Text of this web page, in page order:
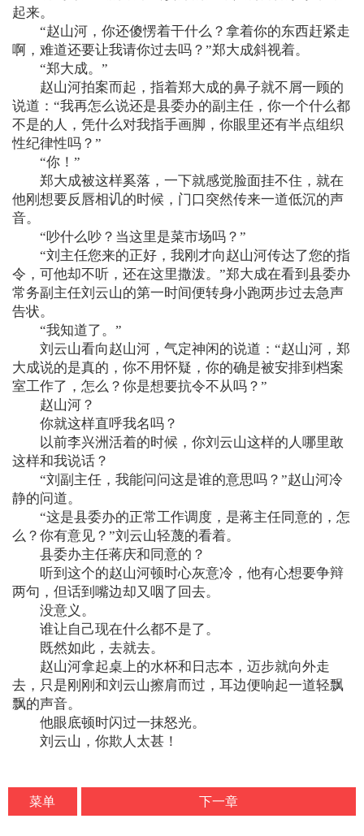
起来。
“赵山河，你还傻愣着干什么？拿着你的东西赶紧走
啊，难道还要让我请你过去吗？”郑大成斜视着。
“郑大成。”
赵山河拍案而起，指着郑大成的鼻子就不屑一顾的
说道：“我再怎么说还是县委办的副主任，你一个什么都
不是的人，凭什么对我指手画脚，你眼里还有半点组织
性纪律性吗？”
“你！”
郑大成被这样奚落，一下就感觉脸面挂不住，就在
他刚想要反唇相讥的时候，门口突然传来一道低沉的声
音。
“吵什么吵？当这里是菜市场吗？”
“刘主任您来的正好，我刚才向赵山河传达了您的指
令，可他却不听，还在这里撒泼。”郑大成在看到县委办
常务副主任刘云山的第一时间便转身小跑两步过去急声
告状。
“我知道了。”
刘云山看向赵山河，气定神闲的说道：“赵山河，郑
大成说的是真的，你不用怀疑，你的确是被安排到档案
室工作了，怎么？你是想要抗令不从吗？”
赵山河？
你就这样直呼我名吗？
以前李兴洲活着的时候，你刘云山这样的人哪里敢
这样和我说话？
“刘副主任，我能问问这是谁的意思吗？”赵山河冷
静的问道。
“这是县委办的正常工作调度，是蒋主任同意的，怎
么？你有意见？”刘云山轻蔑的看着。
县委办主任蒋庆和同意的？
听到这个的赵山河顿时心灰意冷，他有心想要争辩
两句，但话到嘴边却又咽了回去。
没意义。
谁让自己现在什么都不是了。
既然如此，去就去。
赵山河拿起桌上的水杯和日志本，迈步就向外走
去，只是刚刚和刘云山擦肩而过，耳边便响起一道轻飘
飘的声音。
他眼底顿时闪过一抹怒光。
刘云山，你欺人太甚！
菜单 下一章